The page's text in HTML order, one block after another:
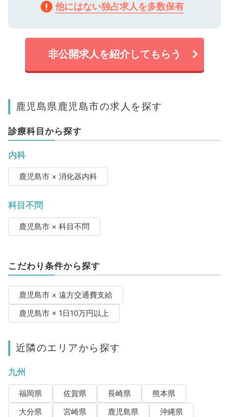
他にはない独占求人を多数保有
非公開求人を紹介してもらう
鹿児島県鹿児島市の求人を探す
診療科目から探す
内科
鹿児島市 × 消化器内科
科目不問
鹿児島市 × 科目不問
こだわり条件から探す
鹿児島市 × 遠方交通費支給
鹿児島市 × 1日10万円以上
近隣のエリアから探す
九州
福岡県 佐賀県 長崎県
熊本県
大分県
宮崎県 鹿児島県 沖縄県